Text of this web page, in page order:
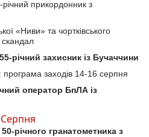
прикордонник з
«Ниви» та чортківського
річний захисник із Бучаччини
програма заходів 14-16 серпня
оператор БпЛА із
річного гранатометника з